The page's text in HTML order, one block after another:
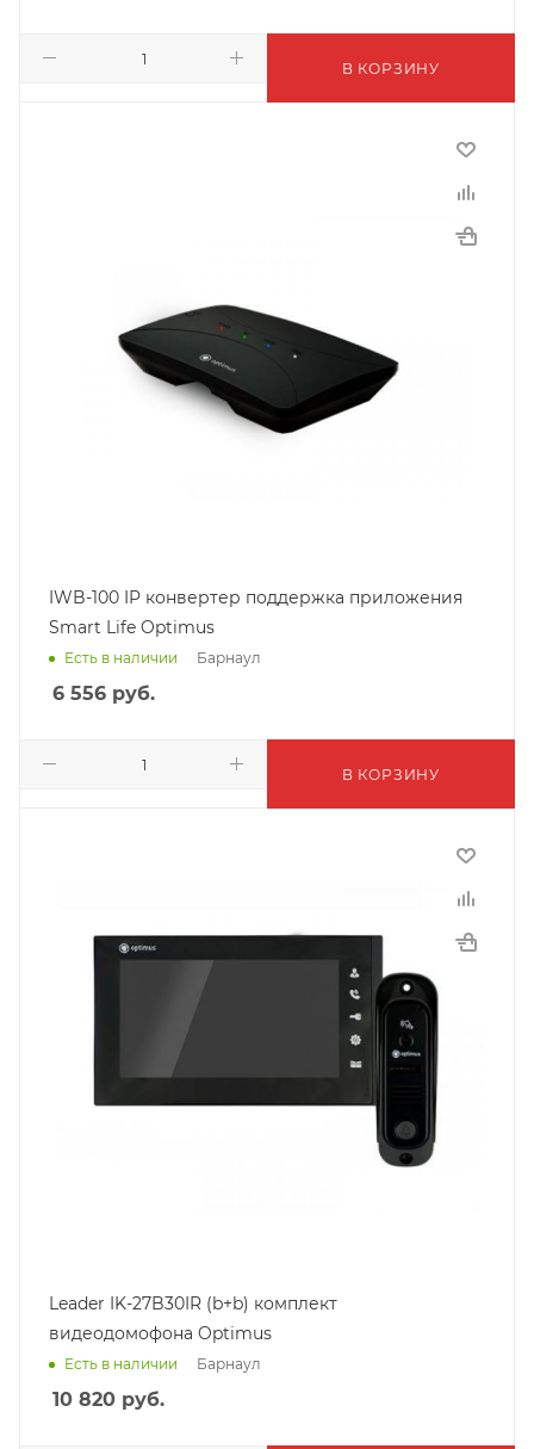
В КОРЗИНУ
IWB-100 IP конвертер поддержка приложения
Smart Life Optimus
Есть в наличии Барнаул
6 556 руб.
В КОРЗИНУ
Leader IK-27B30IR (b+b) комплект
видеодомофона Optimus
Есть в наличии Барнаул
10 820 руб.